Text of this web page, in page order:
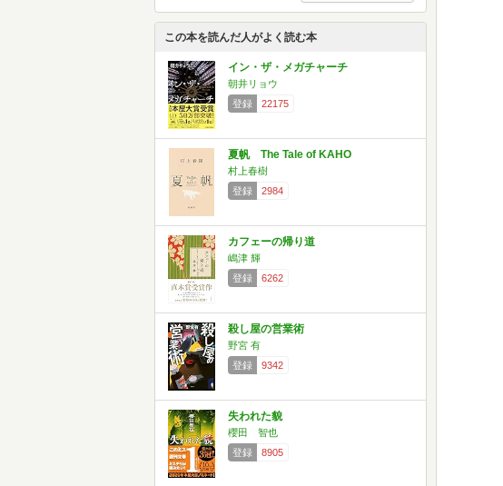
この本を読んだ人がよく読む本
イン・ザ・メガチャーチ
朝井リョウ
登録
22175
夏帆 The Tale of KAHO
村上春樹
登録
2984
カフェーの帰り道
嶋津 輝
登録
6262
殺し屋の営業術
野宮 有
登録
9342
失われた貌
櫻田 智也
登録
8905